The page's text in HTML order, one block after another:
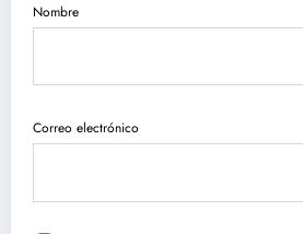
Nombre
Correo electrónico